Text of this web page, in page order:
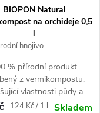
BIOPON Natural
na orchideje 0,5
l
hnojivo
% přírodní produkt
z vermikompostu,
vlastnosti půdy a
půdu o živiny,
Měrná
124 Kč / 1 l
Skladem